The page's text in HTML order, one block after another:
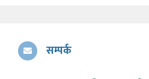
सम्पर्क